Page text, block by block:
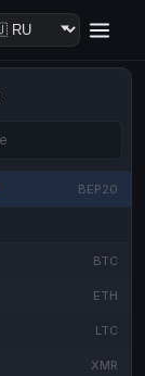
BEP20
BTC
ETH
LTC
XMR